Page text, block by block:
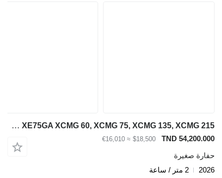
XCMG XE75GA XCMG 60, XCMG 75, XCMG 135, XCMG 215
TND
$18,500
≈ €16,010
2 متر / ساعة